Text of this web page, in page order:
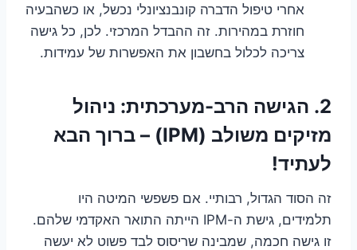
אחרי טיפול הדברה קונבנציונלי נכשל, או כשהבעיה
חוזרת במהירות. זה ההבדל המרכזי. לכן, כל גישה
צריכה לכלול בחשבון את האפשרות של עמידות.
2. הגישה הרב-מערכתית: ניהול
מזיקים משולב (IPM) – ברוך הבא
לעתיד!
זה הסוד הגדול, רבותיי. אם פשפשי המיטה היו
תלמידים, גישת ה-IPM הייתה התואר האקדמי שלהם.
זו גישה חכמה, שמבינה שריסוס לבד פשוט לא יעשה